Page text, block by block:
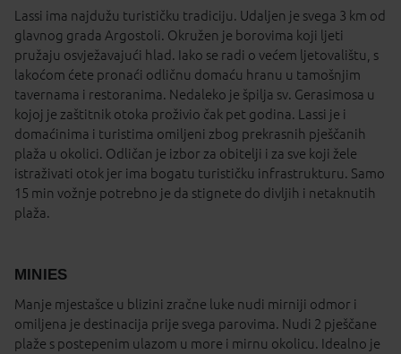
Lassi ima najdužu turističku tradiciju. Udaljen je svega 3 km od
glavnog grada Argostoli. Okružen je borovima koji ljeti
pružaju osvježavajući hlad. Iako se radi o većem ljetovalištu, s
lakoćom ćete pronaći odličnu domaću hranu u tamošnjim
tavernama i restoranima. Nedaleko je špilja sv. Gerasimosa u
kojoj je zaštitnik otoka proživio čak pet godina. Lassi je i
domaćinima i turistima omiljeni zbog prekrasnih pješčanih
plaža u okolici. Odličan je izbor za obitelji i za sve koji žele
istraživati otok jer ima bogatu turističku infrastrukturu. Samo
15 min vožnje potrebno je da stignete do divljih i netaknutih
plaža.
MINIES
Manje mjestašce u blizini zračne luke nudi mirniji odmor i
omiljena je destinacija prije svega parovima. Nudi 2 pješčane
plaže s postepenim ulazom u more i mirnu okolicu. Idealno je